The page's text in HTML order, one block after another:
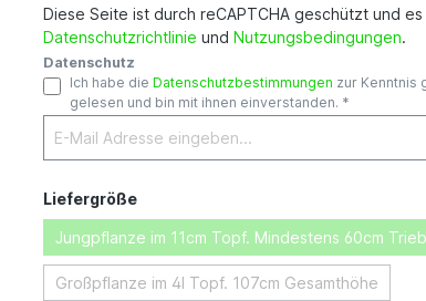
Diese Seite ist durch reCAPTCHA geschützt und
Datenschutzrichtlinie und Nutzungsbedingungen.
Datenschutz
Ich habe die Datenschutzbestimmungen zur Kenntnis
gelesen und bin mit ihnen einverstanden. *
Liefergröße
Jungpflanze im 11cm Topf. Mindestens 60cm
Großpflanze im 4l Topf. 107cm Gesamthöhe